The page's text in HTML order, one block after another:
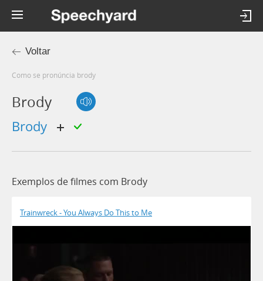
Voltar
Como se pronúncia brody
Brody
brody
Exemplos de filmes com Brody
Trainwreck - You Always Do This to Me